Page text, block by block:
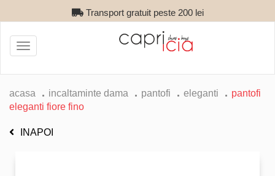
Transport gratuit peste 200 lei
Toggle
navigation
acasa incaltaminte dama pantofi eleganti
pantofi
eleganti fiore fino
INAPOI